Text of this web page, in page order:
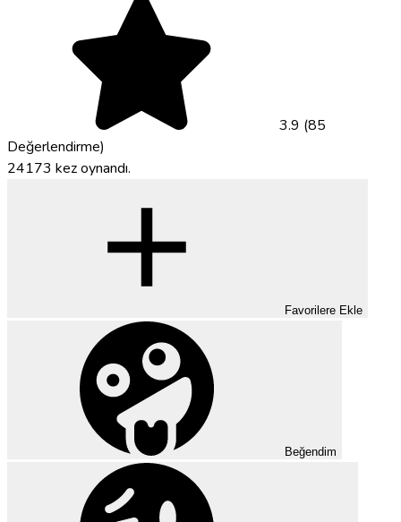
3.9 (85
Değerlendirme)
24173 kez oynandı.
Favorilere Ekle
Beğendim